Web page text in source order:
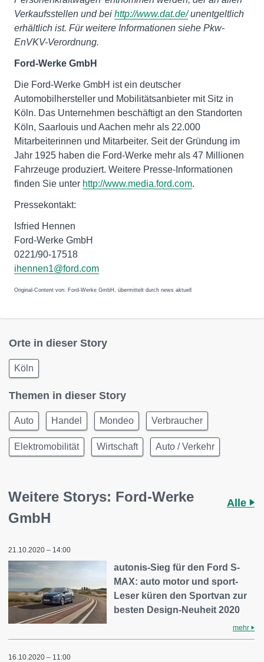
Verkaufsstellen und bei http://www.dat.de/unentgeltlich
erhältlich ist. Für weitere Informationen siehe Pkw-
EnVKV-Verordnung.
Ford-Werke GmbH
Die Ford-Werke GmbH ist ein deutscher
Automobilhersteller und Mobilitätsanbieter mit Sitz in
Köln. Das Unternehmen beschäftigt an den Standorten
Köln, Saarlouis und Aachen mehr als 22.000
Mitarbeiterinnen und Mitarbeiter. Seit der Gründung im
Jahr 1925 haben die Ford-Werke mehr als 47 Millionen
Fahrzeuge produziert. Weitere Presse-Informationen
finden Sie unter http://www.media.ford.com.
Pressekontakt:
Isfried Hennen
Ford-Werke GmbH
0221/90-17518
ihennen1@ford.com
Original-Content von: Ford-Werke GmbH, übermittelt durch news aktuell
Orte in dieser Story
Köln
Themen in dieser Story
Auto Handel Mondeo Verbraucher
Elektromobilität Wirtschaft Auto / Verkehr
Weitere Storys: Ford-Werke
GmbH
Alle
21.10.2020 – 14:00
autonis-Sieg für den Ford S-
MAX: auto motor und sport-
Leser küren den Sportvan zur
besten Design-Neuheit 2020
mehr
16.10.2020 – 11:00